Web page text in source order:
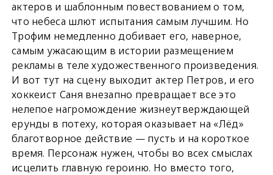
актеров и шаблонным повествованием о том,
что небеса шлют испытания самым лучшим. Но
Трофим немедленно добивает его, наверное,
самым ужасающим в истории размещением
рекламы в теле художественного произведения.
И вот тут на сцену выходит актер Петров, и его
хоккеист Саня внезапно превращает все это
нелепое нагромождение жизнеутверждающей
ерунды в потеху, которая оказывает на «Лёд»
благотворное действие — пусть и на короткое
время. Персонаж нужен, чтобы во всех смыслах
исцелить главную героиню. Но вместо того,